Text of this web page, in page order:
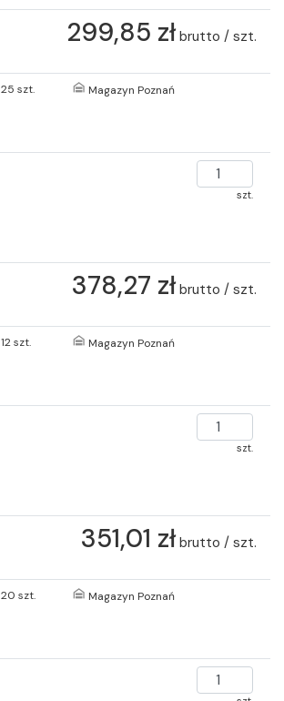
299,85 zł brutto / szt.
25 szt. Magazyn Poznań
szt.
378,27 zł brutto / szt.
12 szt. Magazyn Poznań
szt.
351,01 zł brutto / szt.
20 szt. Magazyn Poznań